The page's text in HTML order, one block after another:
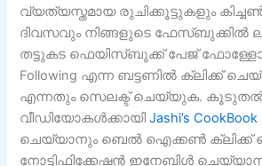
വ്യത്യസ്തമായ രുചിക്കൂട്ടുകളും കിച്ചൺ
ദിവസവും നിങ്ങളുടെ ഫേസ്ബുക്കിൽ
തട്ടുകട ഫെയിസ്ബുക്ക് പേജ്
Following എന്ന ബട്ടണിൽ ക്ലിക്ക്
എന്നതും സെലക്ട് ചെയ്യുക.
വീഡിയോകള്‍ക്കായിJashi’s CookBook
ചെയ്യാനും ബെൽ ഐക്കൺ ക്ലിക്ക്
നോട്ടിഫിക്കേഷൻ ഇനേബിൾ